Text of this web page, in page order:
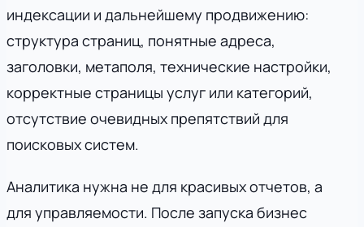
индексации и дальнейшему продвижению:
структура страниц, понятные адреса,
заголовки, метаполя, технические настройки,
корректные страницы услуг или категорий,
отсутствие очевидных препятствий для
поисковых систем.
Аналитика нужна не для красивых отчетов, а
для управляемости. После запуска бизнес